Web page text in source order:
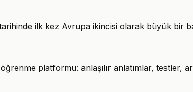
ilk kez Avrupa ikincisi olarak büyük bir
platformu: anlaşılır anlatımlar, testler,